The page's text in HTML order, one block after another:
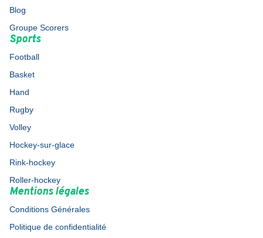
Blog
Groupe Scorers
Sports
Football
Basket
Hand
Rugby
Volley
Hockey-sur-glace
Rink-hockey
Roller-hockey
Mentions légales
Conditions Générales
Politique de confidentialité